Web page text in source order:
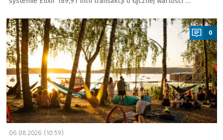
a
0
06.08.2026 (10:59)